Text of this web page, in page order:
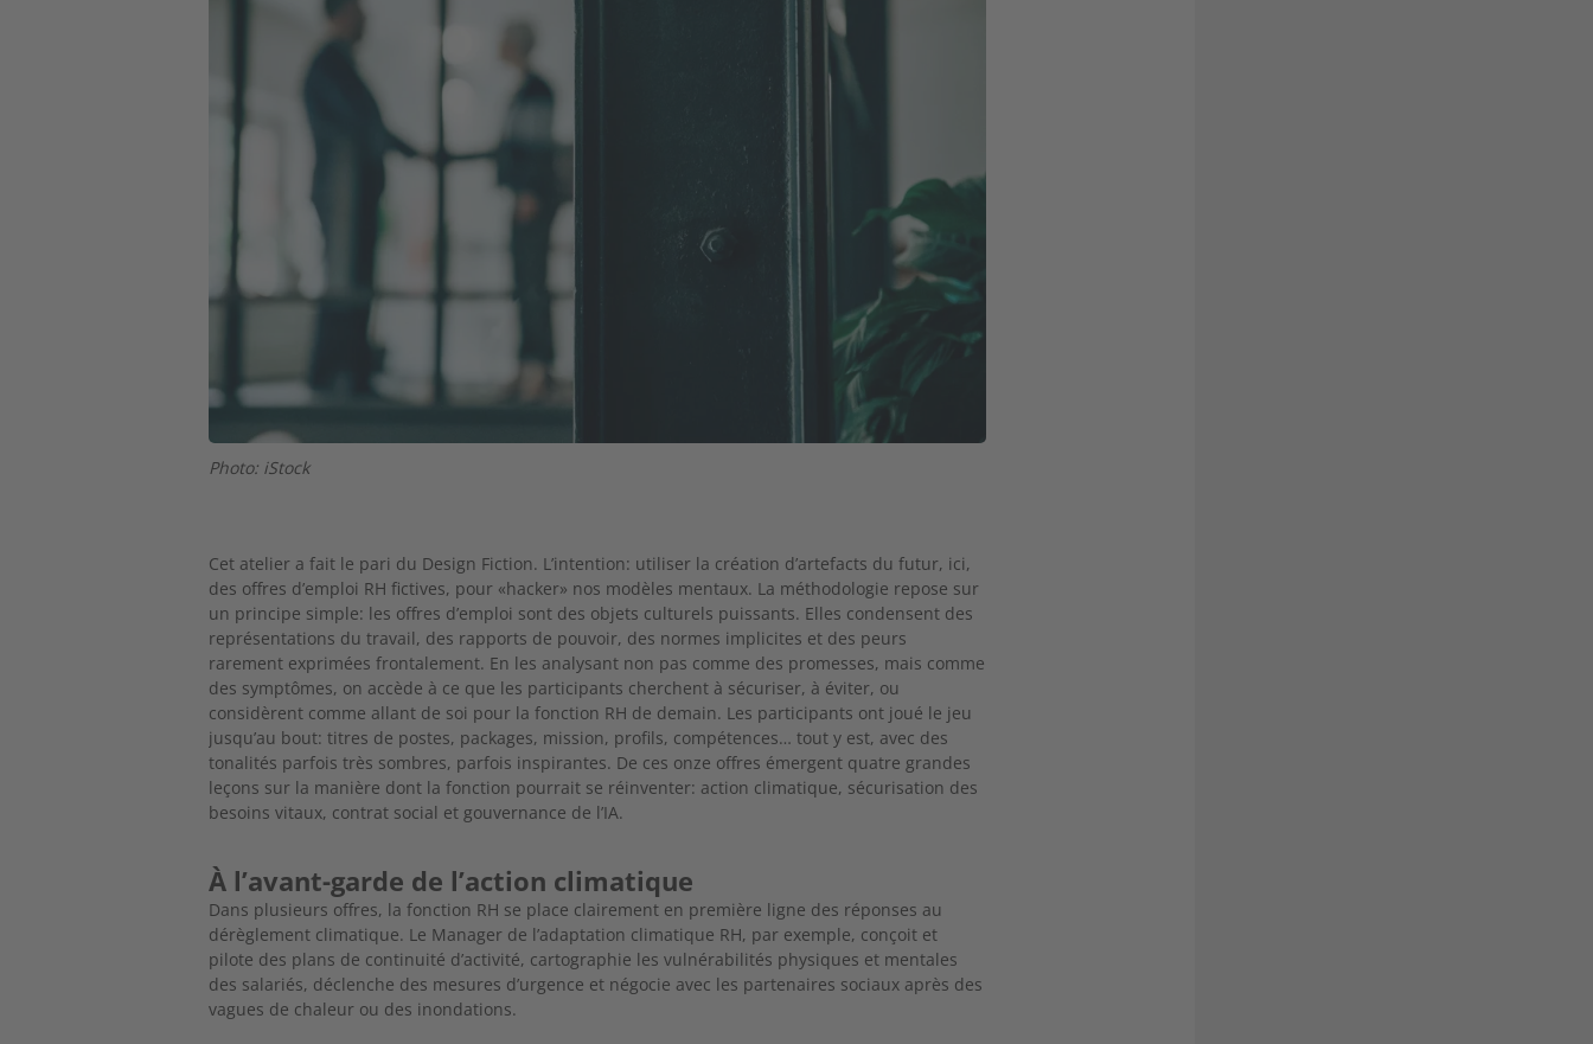
Photo: iStock
Cet atelier a fait le pari du Design Fiction. L’intention: utiliser la création d’artefacts du futur, ici,
des offres d’emploi RHfictives, pour «hacker» nos modèles mentaux. La méthodologie repose sur
un principe simple: les offres d’emploi sont des objets culturels puissants. Elles condensent des
représentations du travail, des rapports de pouvoir, des normes implicites et des peurs
rarement exprimées frontalement. En les analysant non pas comme des promesses, mais comme
des symptômes, on accède à ce que les participants cherchent à sécuriser, à éviter, ou
considèrent comme allant de soi pour la fonction RH de demain. Les participants ont joué le jeu
jusqu’au bout: titres de postes, packages, mission, profils, compétences… tout y est, avec des
tonalités parfois très sombres, parfois inspirantes. De ces onze offres émergent quatre grandes
leçons sur la manière dont la fonction pourrait se réinventer: action climatique, sécurisation des
besoins vitaux, contrat social et gouvernance de l’IA.
À l’avant-garde de l’action climatique
Dans plusieurs offres, la fonction RH se place clairement en première ligne des réponses au
dérèglement climatique. Le Manager de l’adaptation climatique RH, par exemple, conçoit et
pilote des plans de continuité d’activité, cartographie les vulnérabilités physiques et mentales
des salariés, déclenche des mesures d’urgence et négocie avec les partenaires sociaux après des
vagues de chaleur ou des inondations.